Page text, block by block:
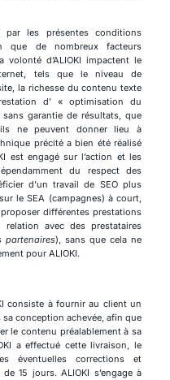
les présentes conditions
que de nombreux facteurs
d’ALIOKI impactent le
tels que le niveau de
la richesse du contenu texte
d’ « optimisation du
garantie de résultats, que
ne peuvent donner lieu à
précité a bien été réalisé
est engagé sur l’action et les
du respect des
d’un travail de SEO plus
le SEA (campagnes) à court,
différentes prestations
avec des prestataires
partenaires), sans que cela ne
pour ALIOKI.
consiste à fournir au client un
conception achevée, afin que
le contenu préalablement à sa
a effectué cette livraison, le
éventuelles corrections et
15 jours. ALIOKI s’engage à